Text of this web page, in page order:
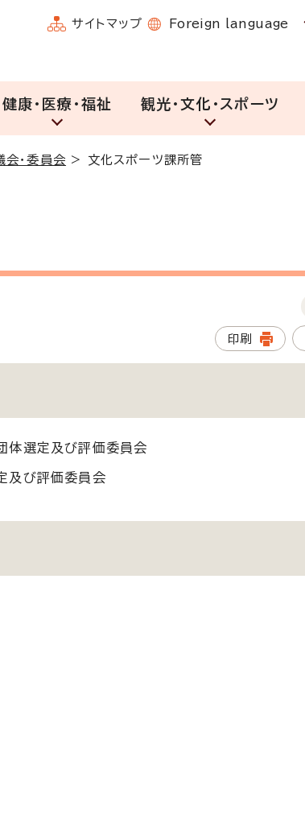
サイトマップ Foreign language
健康・医療・福祉 観光・文化・スポーツ
会・委員会 > 文化スポーツ課所管
印刷
体選定及び評価委員会
及び評価委員会